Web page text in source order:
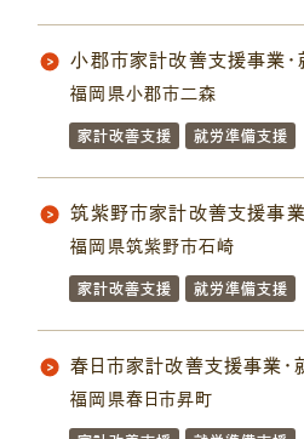
小郡市家計改善支援事業
福岡県小郡市二森
家計改善支援 就労準備支援
筑紫野市家計改善支援事
福岡県筑紫野市石崎
家計改善支援 就労準備支援
春日市家計改善支援事業
福岡県春日市昇町